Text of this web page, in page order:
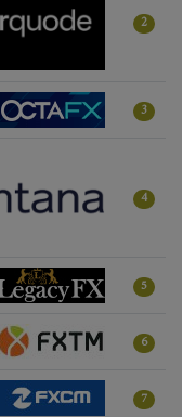
2
3
4
5
6
7